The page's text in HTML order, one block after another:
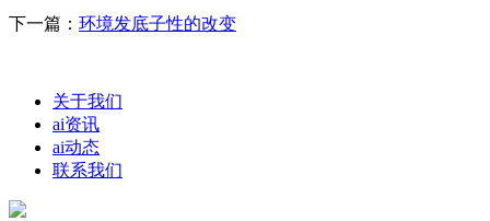
下一篇： 环境发底子性的改变
关于我们
ai资讯
ai动态
联系我们